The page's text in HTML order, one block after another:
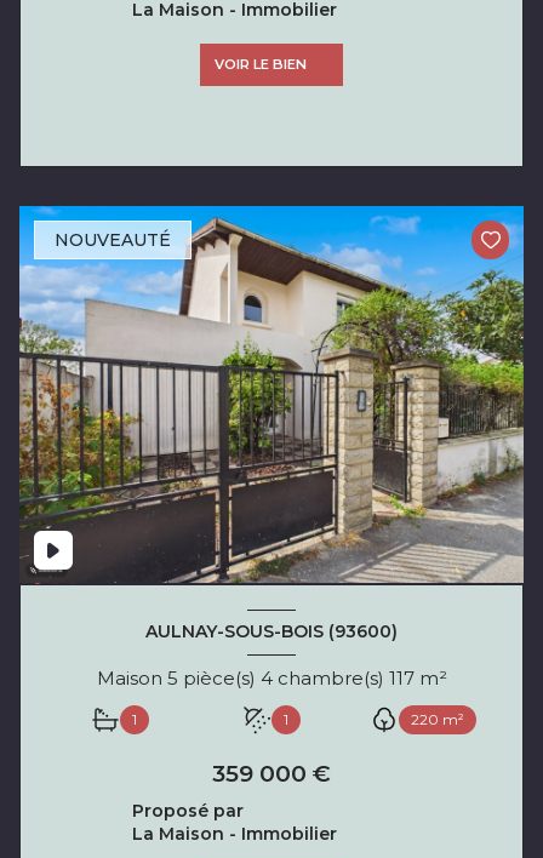
La Maison - Immobilier
VOIR LE BIEN
NOUVEAUTÉ
AULNAY-SOUS-BOIS (93600)
Maison 5 pièce(s) 4 chambre(s) 117 m²
1 1 220 m²
359 000 €
Proposé par
La Maison - Immobilier